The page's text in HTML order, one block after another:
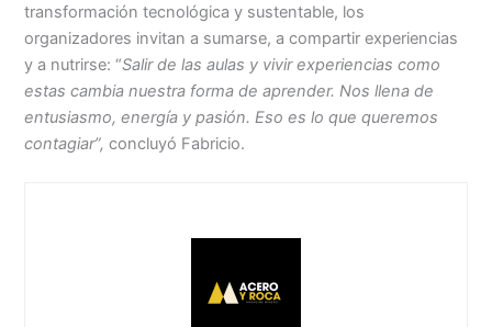
transformación tecnológica y sustentable, los
organizadores invitan a sumarse, a compartir experiencias
y a nutrirse: “Salir de las aulas y vivir experiencias como
estas cambia nuestra forma de aprender. Nos llena de
entusiasmo, energía y pasión. Eso es lo que queremos
contagiar”, concluyó Fabricio.